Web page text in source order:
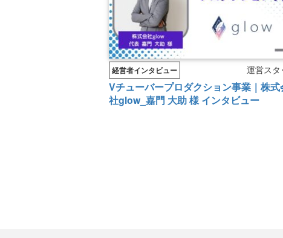
経営者インタビュー 運営スタ
Vチューバープロダクション事業｜株式
社glow_嘉門 大助 様 インタビュー